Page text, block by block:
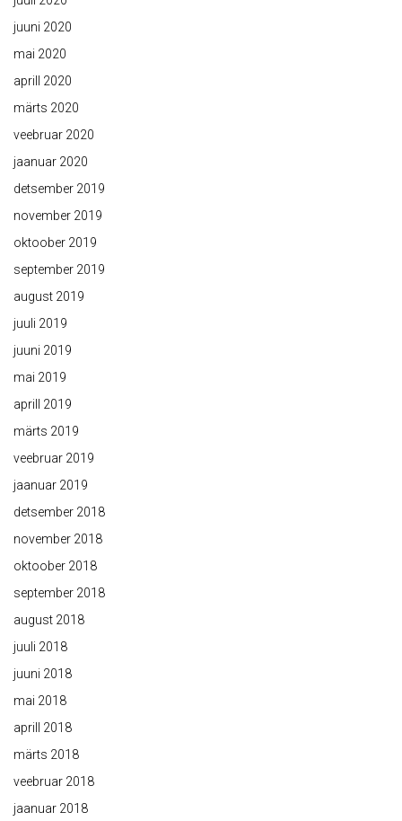
juuni 2020
mai 2020
aprill 2020
märts 2020
veebruar 2020
jaanuar 2020
detsember 2019
november 2019
oktoober 2019
september 2019
august 2019
juuli 2019
juuni 2019
mai 2019
aprill 2019
märts 2019
veebruar 2019
jaanuar 2019
detsember 2018
november 2018
oktoober 2018
september 2018
august 2018
juuli 2018
juuni 2018
mai 2018
aprill 2018
märts 2018
veebruar 2018
jaanuar 2018